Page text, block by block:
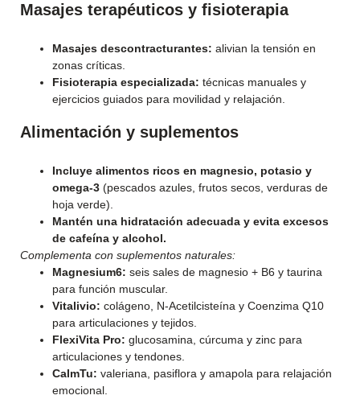
Masajes terapéuticos y fisioterapia
Masajes descontracturantes: alivian la tensión en
zonas críticas.
Fisioterapia especializada: técnicas manuales y
ejercicios guiados para movilidad y relajación.
Alimentación y suplementos
Incluye alimentos ricos en magnesio, potasio y
omega-3 (pescados azules, frutos secos, verduras de
hoja verde).
Mantén una hidratación adecuada y evita excesos
de cafeína y alcohol.
Complementa con suplementos naturales:
Magnesium6: seis sales de magnesio + B6 y taurina
para función muscular.
Vitalivio: colágeno, N-Acetilcisteína y Coenzima Q10
para articulaciones y tejidos.
FlexiVita Pro: glucosamina, cúrcuma y zinc para
articulaciones y tendones.
CalmTu: valeriana, pasiflora y amapola para relajación
emocional.